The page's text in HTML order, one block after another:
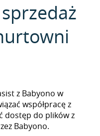
z Babyono w
współpracę z
dostęp do plików z
Babyono.